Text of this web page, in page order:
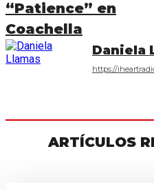
“Patience” en
Coachella
Daniela
https://
ARTÍCULOS